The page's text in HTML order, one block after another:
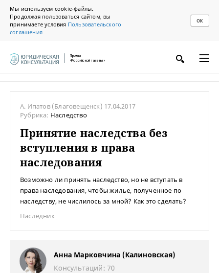
Мы используем cookie-файлы.
Продолжая пользоваться сайтом, вы
принимаете условия Пользовательского
соглашения
ОК
Проект
«Российской газеты»
А. Ипатов (Благовещенск) 17.04.2017
Рубрика: Наследство
Принятие наследства без
вступления в права
наследования
Возможно ли принять наследство, но не вступать в
права наследования, чтобы жилье, полученное по
наследству, не числилось за мной? Как это сделать?
Наследник
Анна Марковчина (Калиновская)
Консультаций: 70